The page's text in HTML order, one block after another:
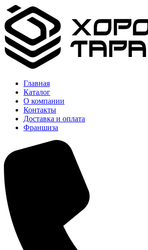
Главная
Каталог
О компании
Контакты
Доставка и оплата
Франшиза